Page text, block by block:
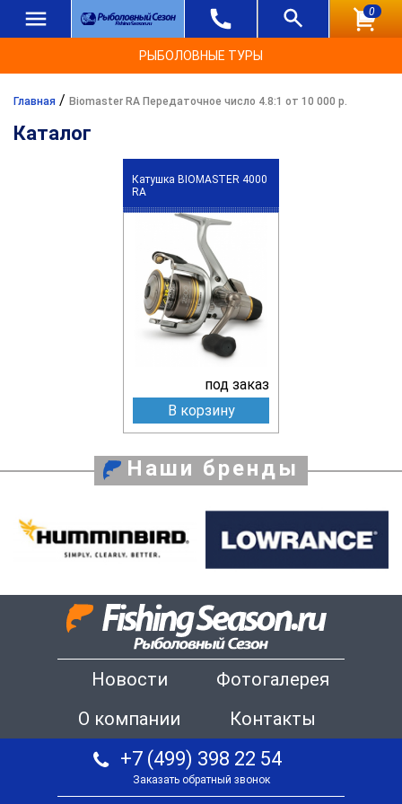
0
РЫБОЛОВНЫЕ ТУРЫ
Главная / Biomaster RA Передаточное число 4.8:1 от 10 000 р.
Каталог
Катушка BIOMASTER 4000
RA
под заказ
В корзину
Наши бренды
Новости
Фотогалерея
О компании
Контакты
+7 (499) 398 22 54
Заказать обратный звонок